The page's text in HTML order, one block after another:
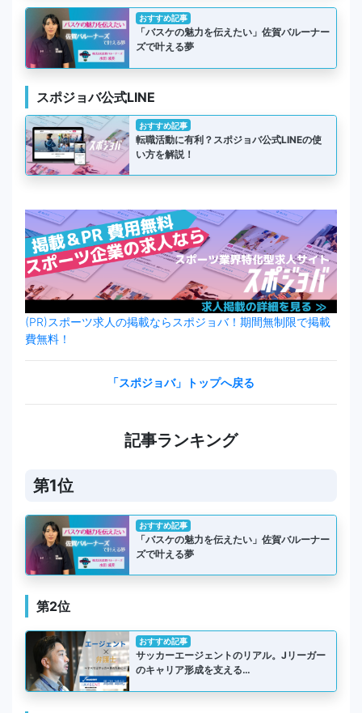
おすすめ記事
「バスケの魅力を伝えたい」佐賀バルーナー
ズで叶える夢
スポジョバ公式LINE
おすすめ記事
転職活動に有利？スポジョバ公式LINEの使
い方を解説！
(PR)スポーツ求人の掲載ならスポジョバ！期間無制限で掲載
費無料！
「スポジョバ」トップへ戻る
記事ランキング
第1位
おすすめ記事
「バスケの魅力を伝えたい」佐賀バルーナー
ズで叶える夢
第2位
おすすめ記事
サッカーエージェントのリアル。Jリーガー
のキャリア形成を支える…